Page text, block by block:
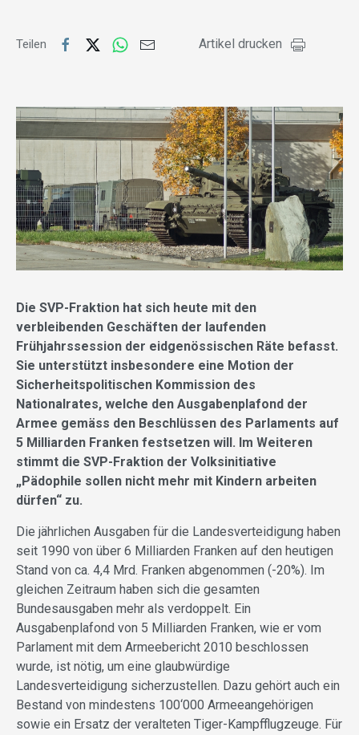
Teilen Artikel drucken
Die SVP-Fraktion hat sich heute mit den
verbleibenden Geschäften der laufenden
Frühjahrssession der eidgenössischen Räte befasst.
Sie unterstützt insbesondere eine Motion der
Sicherheitspolitischen Kommission des
Nationalrates, welche den Ausgabenplafond der
Armee gemäss den Beschlüssen des Parlaments auf
5 Milliarden Franken festsetzen will. Im Weiteren
stimmt die SVP-Fraktion der Volksinitiative
„Pädophile sollen nicht mehr mit Kindern arbeiten
dürfen“ zu.
Die jährlichen Ausgaben für die Landesverteidigung haben
seit 1990 von über 6 Milliarden Franken auf den heutigen
Stand von ca. 4,4 Mrd. Franken abgenommen (-20%). Im
gleichen Zeitraum haben sich die gesamten
Bundesausgaben mehr als verdoppelt. Ein
Ausgabenplafond von 5 Milliarden Franken, wie er vom
Parlament mit dem Armeebericht 2010 beschlossen
wurde, ist nötig, um eine glaubwürdige
Landesverteidigung sicherzustellen. Dazu gehört auch ein
Bestand von mindestens 100‘000 Armeeangehörigen
sowie ein Ersatz der veralteten Tiger-Kampfflugzeuge. Für